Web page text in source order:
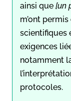
ainsi que [un
m’ont
scientifiques
exigences
notamment
protocoles.